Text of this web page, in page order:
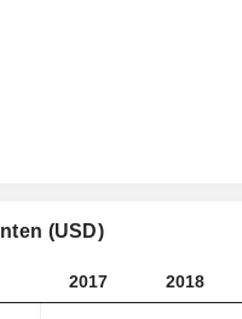
(USD)
2017 2018